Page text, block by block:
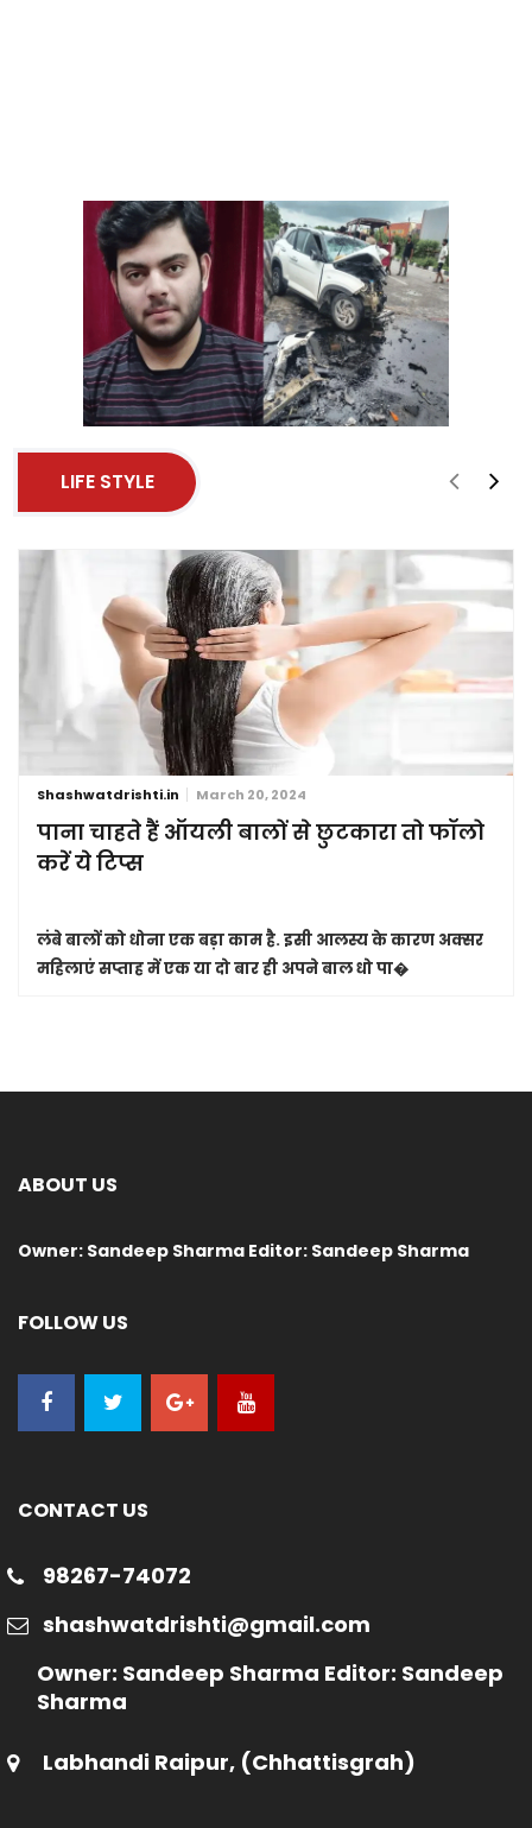
LIFE STYLE
Shashwatdrishti.in March 20, 2024
पाना चाहते हैं ऑयली बालों से छुटकारा तो फॉलो
करें ये टिप्स
लंबे बालों को धोना एक बड़ा काम है. इसी आलस्य के कारण अक्सर
महिलाएं सप्ताह में एक या दो बार ही अपने बाल धो पा�
ABOUT US
Owner: Sandeep Sharma Editor: Sandeep Sharma
FOLLOW US
CONTACT US
98267-74072
shashwatdrishti@gmail.com
Owner: Sandeep Sharma Editor: Sandeep
Sharma
Labhandi Raipur, (Chhattisgrah)